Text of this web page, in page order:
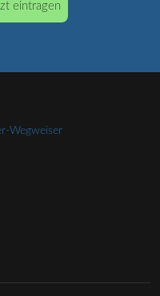
eintragen